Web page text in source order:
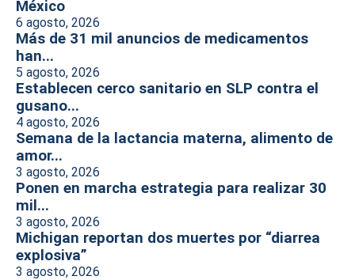
México
6 agosto, 2026
Más de 31 mil anuncios de medicamentos
han...
5 agosto, 2026
Establecen cerco sanitario en SLP contra el
gusano...
4 agosto, 2026
Semana de la lactancia materna, alimento de
amor...
3 agosto, 2026
Ponen en marcha estrategia para realizar 30
mil...
3 agosto, 2026
Michigan reportan dos muertes por “diarrea
explosiva”
3 agosto, 2026